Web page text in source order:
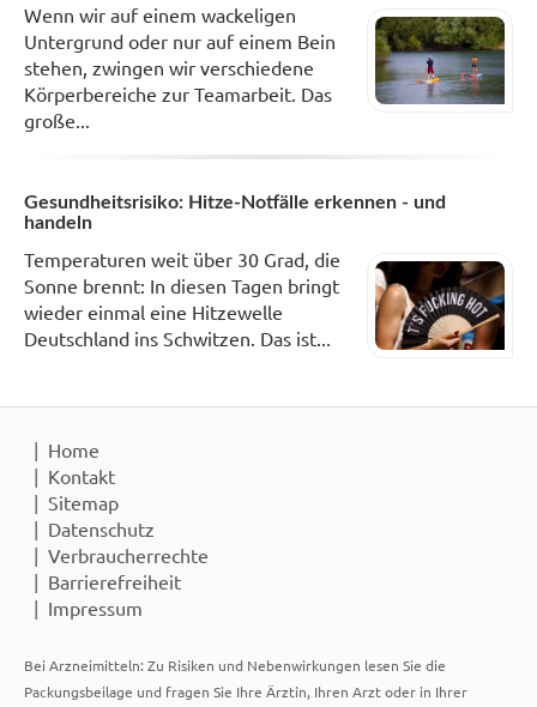
Wenn wir auf einem wackeligen
Untergrund oder nur auf einem Bein
stehen, zwingen wir verschiedene
Körperbereiche zur Teamarbeit. Das
große...
Gesundheitsrisiko: Hitze-Notfälle erkennen - und
handeln
Temperaturen weit über 30 Grad, die
Sonne brennt: In diesen Tagen bringt
wieder einmal eine Hitzewelle
Deutschland ins Schwitzen. Das ist...
Home
Kontakt
Sitemap
Datenschutz
Verbraucherrechte
Barrierefreiheit
Impressum
Bei Arzneimitteln: Zu Risiken und Nebenwirkungen lesen Sie die
Packungsbeilage und fragen Sie Ihre Ärztin, Ihren Arzt oder in Ihrer